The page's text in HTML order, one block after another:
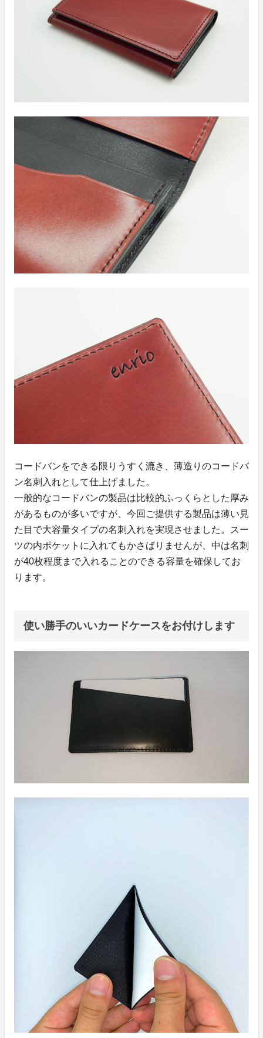
コードバンをできる限りうすく漉き、薄造りのコードバ
ン名刺入れとして仕上げました。
一般的なコードバンの製品は比較的ふっくらとした厚み
があるものが多いですが、今回ご提供する製品は薄い見
た目で大容量タイプの名刺入れを実現させました。スー
ツの内ポケットに入れてもかさばりませんが、中は名刺
が40枚程度まで入れることのできる容量を確保してお
ります。
使い勝手のいいカードケースをお付けします